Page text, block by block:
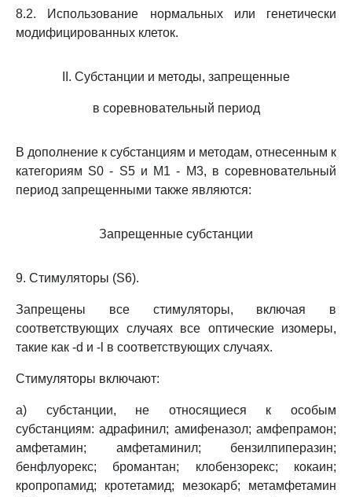
8.2. Использование нормальных или генетически
модифицированных клеток.
II. Субстанции и методы, запрещенные
в соревновательный период
В дополнение к субстанциям и методам, отнесенным к
категориям S0 - S5 и M1 - M3, в соревновательный
период запрещенными также являются:
Запрещенные субстанции
9. Стимуляторы (S6).
Запрещены все стимуляторы, включая в
соответствующих случаях все оптические изомеры,
такие как -d и -l в соответствующих случаях.
Стимуляторы включают:
а) субстанции, не относящиеся к особым
субстанциям: адрафинил; амифеназол; амфепрамон;
амфетамин; амфетаминил; бензилпиперазин;
бенфлуорекс; бромантан; клобензорекс; кокаин;
кропропамид; кротетамид; мезокарб; метамфетамин